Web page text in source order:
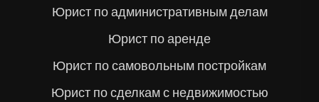
Юрист по административным делам
Юрист по аренде
Юрист по самовольным постройкам
Юрист по сделкам с недвижимостью